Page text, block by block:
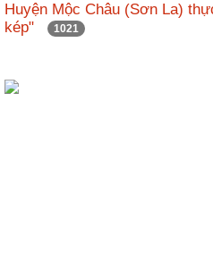
Huyện Mộc Châu (Sơn La)
kép"
1021